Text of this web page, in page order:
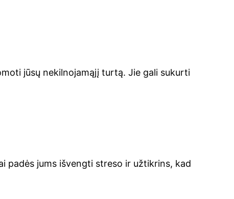
jūsų nekilnojamąjį turtą. Jie gali sukurti
padės jums išvengti streso ir užtikrins, kad